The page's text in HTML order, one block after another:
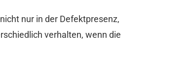
nur in der Defektpresenz,
verhalten, wenn die